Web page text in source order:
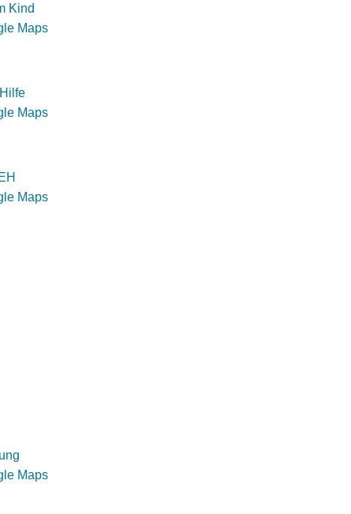
Kind
Maps
Maps
Maps
Maps